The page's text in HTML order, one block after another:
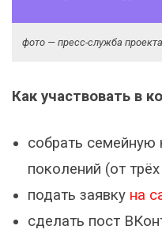
фото — пресс-служба
Как участвовать в
собрать семейную
поколений (от
подать заявку на
сделать пост